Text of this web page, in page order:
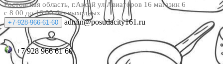
Ростовская область, г.Аксай ул.Авиаторов 16 магазин 6
с 8 00 до 16 00 без выходных
+7-928-966-61-60 admin@posudacity161.ru
+7 928 966 61 60